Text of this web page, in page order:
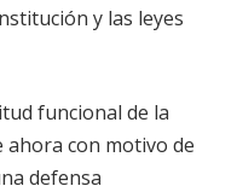
y las leyes
funcional de la
ahora con motivo de
defensa